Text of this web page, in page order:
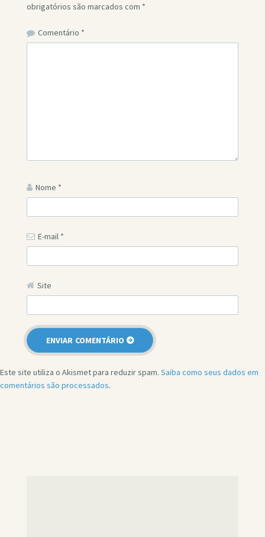
obrigatórios são marcados com *
Comentário *
Nome *
E-mail *
Site
Este site utiliza o Akismet para reduzir spam. Saiba como seus dados em
comentários são processados.